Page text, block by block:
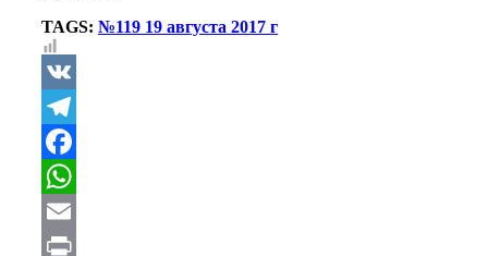
TAGS: №119 19 августа 2017 г
VK
Telegram
Facebook
WhatsApp
Email